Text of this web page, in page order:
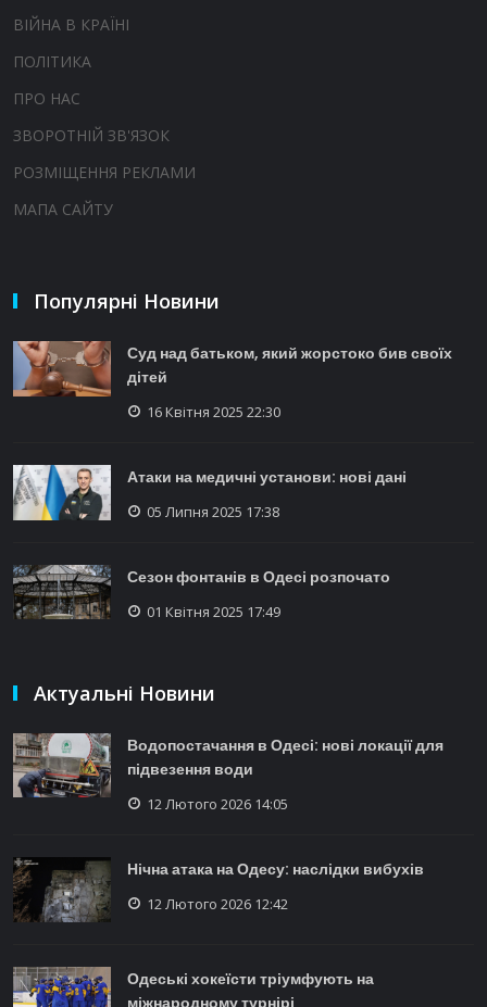
ВІЙНА В КРАЇНІ
ПОЛІТИКА
ПРО НАС
ЗВОРОТНІЙ ЗВ'ЯЗОК
РОЗМІЩЕННЯ РЕКЛАМИ
МАПА САЙТУ
Популярні Новини
Суд над батьком, який жорстоко бив своїх
дітей
16 Квітня 2025 22:30
Атаки на медичні установи: нові дані
05 Липня 2025 17:38
Сезон фонтанів в Одесі розпочато
01 Квітня 2025 17:49
Актуальні Новини
Водопостачання в Одесі: нові локації для
підвезення води
12 Лютого 2026 14:05
Нічна атака на Одесу: наслідки вибухів
12 Лютого 2026 12:42
Одеські хокеїсти тріумфують на
міжнародному турнірі